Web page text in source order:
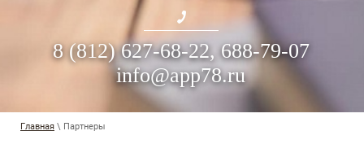
8 (812) 627-68-22, 688-79-07
info@app78.ru
Главная \ Партнеры